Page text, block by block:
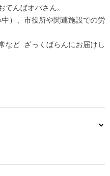
てんばオバさん。
）、市役所や関連施設での労
など ざっくばらんにお届けし